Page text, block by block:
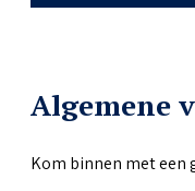
Algemene
Kom binnen met een